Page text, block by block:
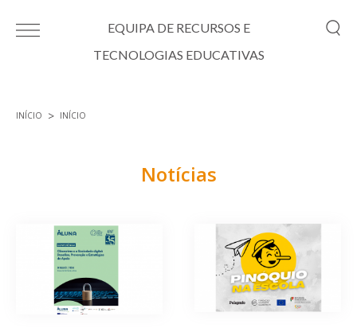
EQUIPA DE RECURSOS E
TECNOLOGIAS EDUCATIVAS
INÍCIO INÍCIO
Notícias
Páginas